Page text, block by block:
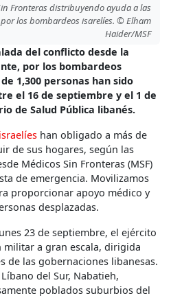
Fronteras distribuyendo ayuda a las
los bombardeos isarelíes. © Elham
Haider/MSF
del conflicto desde la
por los bombardeos
1,300 personas han sido
el 16 de septiembre y el 1 de
de Salud Pública libanés.
han obligado a más de
de sus hogares, según las
Médicos Sin Fronteras (MSF)
de emergencia. Movilizamos
proporcionar apoyo médico y
desplazadas.
23 de septiembre, el ejército
a gran escala, dirigida
de las gobernaciones libanesas.
del Sur, Nabatieh,
poblados suburbios del